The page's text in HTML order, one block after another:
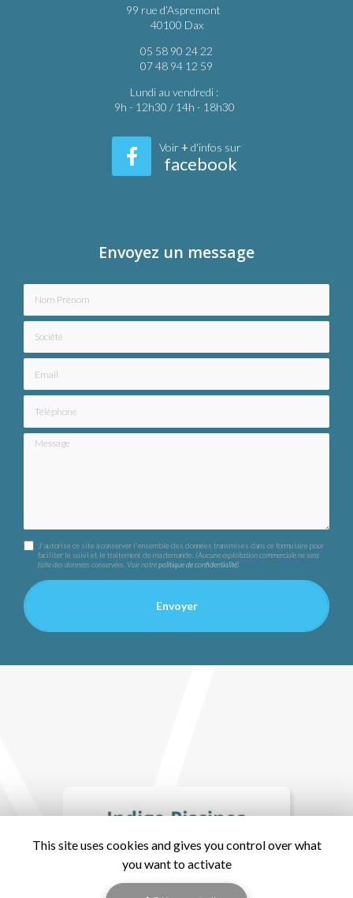
99 rue d’Aspremont
40100 Dax
05 58 90 24 22
07 48 94 12 59
Lundi au vendredi :
9h - 12h30 / 14h - 18h30
Voir + d'infos sur
facebook
Envoyez un message
Message
J'autorise ce site à conserver l'ensemble des données transmises dans ce formulaire pour
faciliter le suivi et le traitement de ma demande.(Aucune exploitation commerciale ne sera
faite des données conservées. Voir notrepolitique de confidentialité)
This site uses cookies and gives you control over what
you want to activate